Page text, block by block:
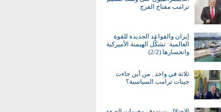
ترامب مفتاح الفرج
إيران والقواعد الجديدة للقوة
العالمية: تشكُّل الهيمنة الأميركية
وانحسارها (2/2)
ثلاثة في واحد.. من أين جاءت
جينات ترامب السياسية؟